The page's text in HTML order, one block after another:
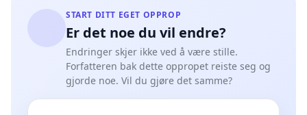
Fagermoen, Hege, prost i Søndre Follo
Fretheim, Kjetil, professor i etikk og diakoni,
prorektor MF
Gammelsæter, Marianne Bergsjø, sokneprest
Grau, Marion, professor i systematisk teologi, MF
Gresseth, Birte Andersen, Sokneprest i Skatval,
START DITT EGET OPPROP
Er det noe du vil endre?
Endringer skjer ikke ved å være stille.
Forfatteren bak dette oppropet reiste seg og
gjorde noe. Vil du gjøre det samme?